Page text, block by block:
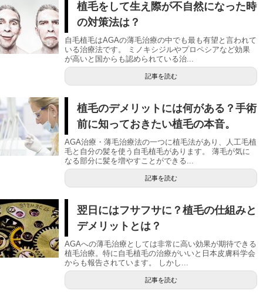
植毛をして生え際が不自然になった時
の対策法は？
自毛植毛はAGAの薄毛治療の中でも最も有望と言われて
いる治療法です。 ミノキシジルやプロペシアなど効果
が高いと国からも認められている治...
記事を読む
植毛のデメリットには何がある？手術
前に知っておきたい植毛の本音。
AGA治療・薄毛治療法の一つに植毛法があり、人工毛植
毛と自分の髪を使う自毛植毛があります。 薄毛が気に
なる部分に髪を増やすことができる...
記事を読む
翌日にはフサフサに？植毛の仕組みと
デメリットとは？
AGAへの薄毛治療としては非常に高い効果が期待できる
植毛治療。特に自毛植毛の治療がいいと日本皮膚科学会
からも報告されています。 しかし...
記事を読む